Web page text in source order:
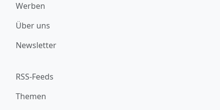
Werben
Über uns
Newsletter
RSS-Feeds
Themen